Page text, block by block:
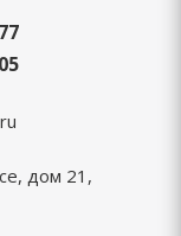
дом 21,